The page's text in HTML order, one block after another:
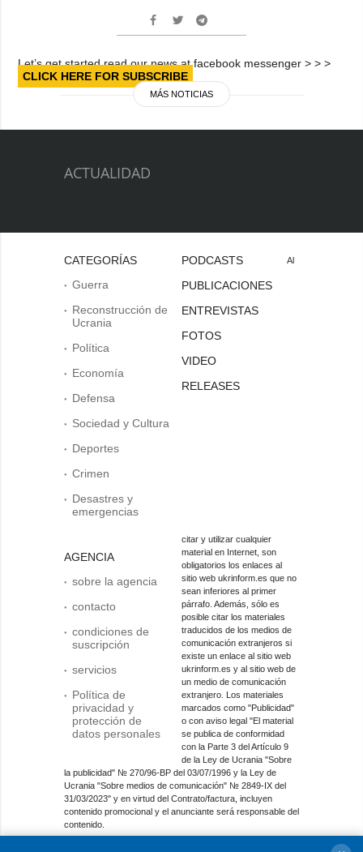
Let’s get started read our news at facebook messenger > > >
CLICK HERE FOR SUBSCRIBE
MÁS NOTICIAS
ACTUALIDAD
CATEGORÍAS
Guerra
Reconstrucción de
Ucrania
Política
Economía
Defensa
Sociedad y Cultura
Deportes
Crimen
Desastres y
emergencias
AGENCIA
sobre la agencia
contacto
condiciones de
suscripción
servicios
Política de
privacidad y
protección de
datos personales
PODCASTS
PUBLICACIONES
ENTREVISTAS
FOTOS
VIDEO
RELEASES
Al
citar y utilizar cualquier
material en Internet, son
obligatorios los enlaces al
sitio web ukrinform.es que no
sean inferiores al primer
párrafo. Además, sólo es
posible citar los materiales
traducidos de los medios de
comunicación extranjeros si
existe un enlace al sitio web
ukrinform.es y al sitio web de
un medio de comunicación
extranjero. Los materiales
marcados como "Publicidad"
o con aviso legal "El material
se publica de conformidad
con la Parte 3 del Artículo 9
de la Ley de Ucrania "Sobre
la publicidad" № 270/96-ВР del 03/07/1996 y la Ley de
Ucrania "Sobre medios de comunicación" № 2849-IX del
31/03/2023" y en virtud del Contrato/factura, incluyen
contenido promocional y el anunciante será responsable del
contenido.